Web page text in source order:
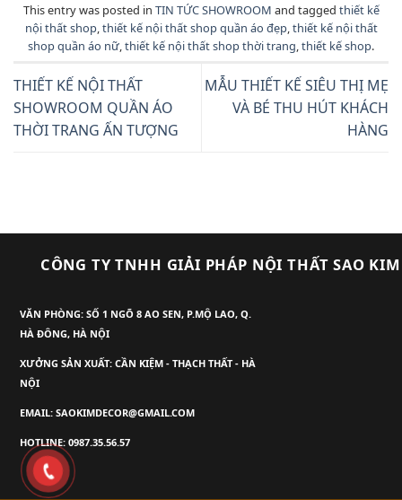
This entry was posted in TIN TỨC SHOWROOM and tagged thiết kế
nội thất shop,thiết kế nội thất shop quần áo đẹp,thiết kế nội thất
shop quần áo nữ,thiết kế nội thất shop thời trang,thiết kế shop.
THIẾT KẾ NỘI THẤT
SHOWROOM QUẦN ÁO
THỜI TRANG ẤN TƯỢNG
MẪU THIẾT KẾ SIÊU THỊ MẸ
VÀ BÉ THU HÚT KHÁCH
HÀNG
CÔNG TY TNHH GIẢI PHÁP NỘI THẤT SAO KIM
VĂN PHÒNG: SỐ 1 NGÕ 8 AO SEN, P.MỘ LAO, Q.
HÀ ĐÔNG, HÀ NỘI
XƯỞNG SẢN XUẤT: CẦN KIỆM - THẠCH THẤT - HÀ
NỘI
EMAIL: SAOKIMDECOR@GMAIL.COM
HOTLINE: 0987.35.56.57